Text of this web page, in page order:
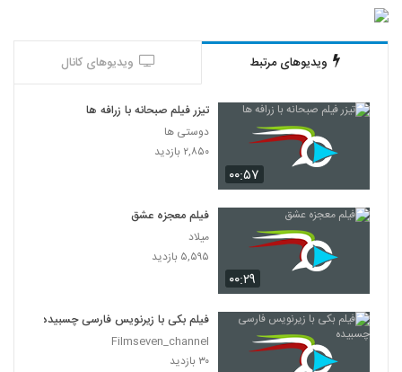
ویدیوهای مرتبط ویدیوهای کانال
۰۰:۵۷
تیزر فیلم صبحانه با زرافه ها
دوستی ها
۲,۸۵۰ بازدید
۰۰:۲۹
فیلم معجزه عشق
میلاد
۵,۵۹۵ بازدید
فیلم بکی با زیرنویس فارسی چسبیده
Filmseven_channel
۳۰ بازدید